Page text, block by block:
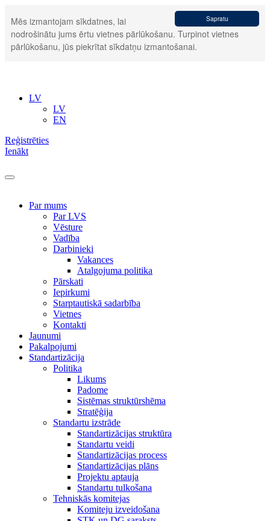
Sapratu
Mēs izmantojam sīkdatnes, lai
nodrošinātu jums ērtu vietnes pārlūkošanu. Turpinot vietnes
pārlūkošanu, jūs piekrītat sīkdatņu izmantošanai.
LV
LV
EN
Reģistrēties
Ienākt
Par mums
Par LVS
Vēsture
Vadība
Darbinieki
Vakances
Atalgojuma politika
Pārskati
Iepirkumi
Starptautiskā sadarbība
Vietnes
Kontakti
Jaunumi
Pakalpojumi
Standartizācija
Politika
Likums
Padome
Sistēmas struktūrshēma
Stratēģija
Standartu izstrāde
Standartizācijas struktūra
Standartu veidi
Standartizācijas process
Standartizācijas plāns
Projektu aptauja
Standartu tulkošana
Tehniskās komitejas
Komiteju izveidošana